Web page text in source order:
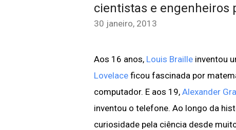
cientistas e engenheiros
30 janeiro, 2013
Aos 16 anos, Louis Braille inventou
Lovelace ficou fascinada por
computador. E aos 19, Alexander
inventou o telefone. Ao longo da
curiosidade pela ciência desde